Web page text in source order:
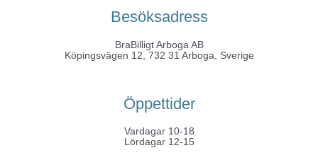
Besöksadress
BraBilligt Arboga AB
Köpingsvägen 12, 732 31 Arboga, Sverige
Öppettider
Vardagar 10-18
Lördagar 12-15